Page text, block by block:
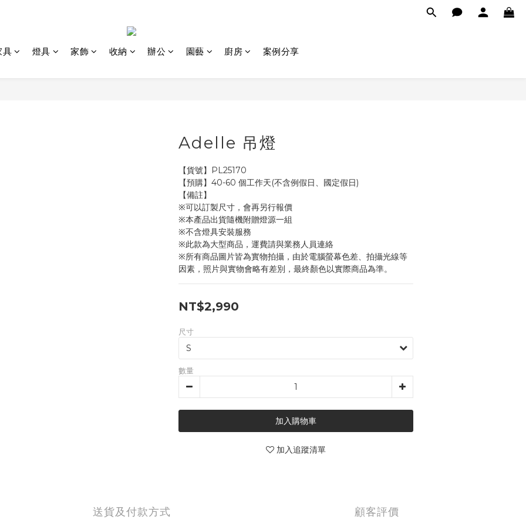
具 燈具 家飾 收納 辦公 園藝 廚房 案例分享
Adelle 吊燈
【貨號】PL25170
【預購】40-60 個工作天(不含例假日、國定假日)
【備註】
※可以訂製尺寸，會再另行報價
※本產品出貨隨機附贈燈源一組
※不含燈具安裝服務
※此款為大型商品，運費請與業務人員連絡
※所有商品圖片皆為實物拍攝，由於電腦螢幕色差、拍攝光線等
因素，照片與實物會略有差別，最終顏色以實際商品為準。
NT$2,990
尺寸
數量
加入購物車
加入追蹤清單
送貨及付款方式 顧客評價